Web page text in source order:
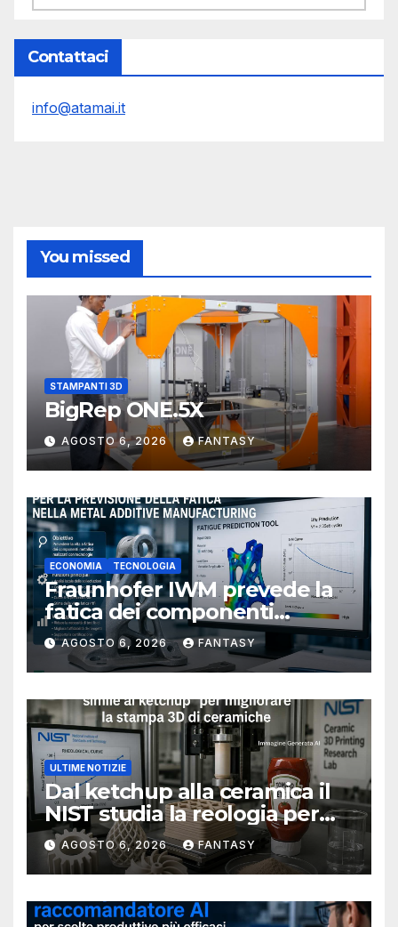
Contattaci
info@atamai.it
You missed
STAMPANTI 3D
BigRep ONE.5X
AGOSTO 6, 2026 FANTASY
ECONOMIA TECNOLOGIA
Fraunhofer IWM prevede la
fatica dei componenti
metallici stampati in 3D
AGOSTO 6, 2026 FANTASY
ULTIME NOTIZIE
Dal ketchup alla ceramica il
NIST studia la reologia per
rendere più affidabile la
stampa 3D
AGOSTO 6, 2026 FANTASY